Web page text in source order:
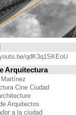
qdK3q1SKEoU
Arquitectura
Cine Ciudad
Arquitectos
a la ciudad